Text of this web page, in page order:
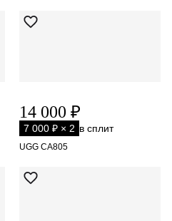
14 000 ₽
7 000 ₽ × 2 в сплит
UGG CA805